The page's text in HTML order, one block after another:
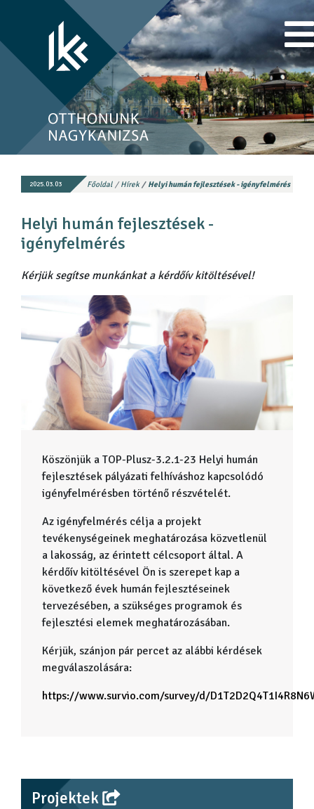
2025.03.03 Főoldal Hírek Helyi humán fejlesztések - igényfelmérés
Helyi humán fejlesztések -
igényfelmérés
Kérjük segítse munkánkat a kérdőív kitöltésével!
Köszönjük a TOP-Plusz-3.2.1-23 Helyi humán
fejlesztések pályázati felhíváshoz kapcsolódó
igényfelmérésben történő részvételét.
Az igényfelmérés célja a projekt
tevékenységeinek meghatározása közvetlenül
a lakosság, az érintett célcsoport által. A
kérdőív kitöltésével Ön is szerepet kap a
következő évek humán fejlesztéseinek
tervezésében, a szükséges programok és
fejlesztési elemek meghatározásában.
Kérjük, szánjon pár percet az alábbi kérdések
megválaszolására:
https://www.survio.com/survey/d/
Projektek